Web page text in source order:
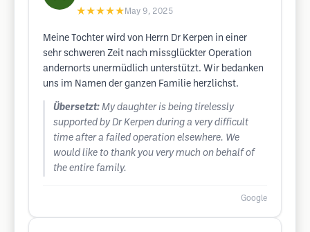
★★★★★ May 9, 2025
Meine Tochter wird von Herrn Dr Kerpen in einer
sehr schweren Zeit nach missglückter Operation
andernorts unermüdlich unterstützt. Wir bedanken
uns im Namen der ganzen Familie herzlichst.
Übersetzt: My daughter is being tirelessly
supported by Dr Kerpen during a very difficult
time after a failed operation elsewhere. We
would like to thank you very much on behalf of
the entire family.
Google